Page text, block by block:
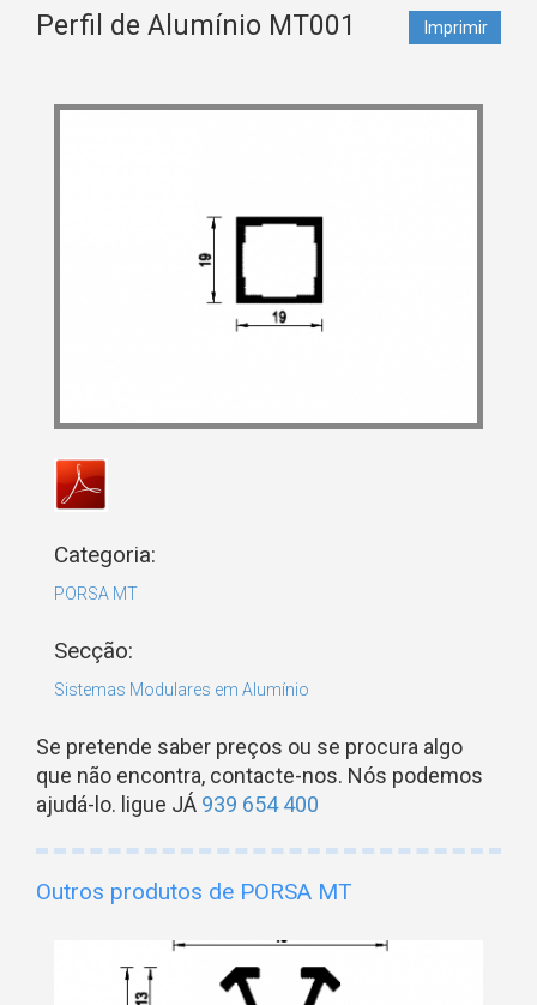
Perfil de Alumínio MT001 Imprimir
Categoria:
PORSA MT
Secção:
Sistemas Modulares em Alumínio
Se pretende saber preços ou se procura algo
que não encontra, contacte-nos. Nós podemos
ajudá-lo. ligue JÁ 939 654 400
Outros produtos de PORSA MT